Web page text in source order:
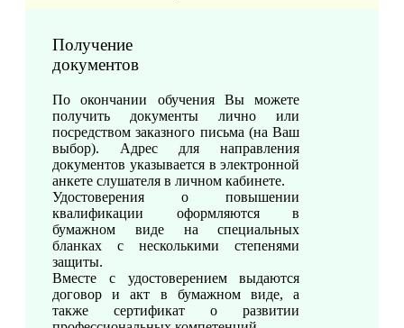
Получение
документов
По окончании обучения Вы можете
получить документы лично или
посредством заказного письма (на Ваш
выбор). Адрес для направления
документов указывается в электронной
анкете слушателя в личном кабинете.
Удостоверения о повышении
квалификации оформляются в
бумажном виде на специальных
бланках с несколькими степенями
защиты.
Вместе с удостоверением выдаются
договор и акт в бумажном виде, а
также сертификат о развитии